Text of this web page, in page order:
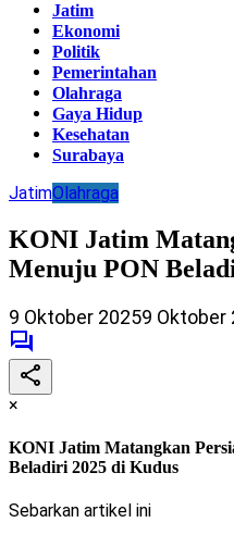
Jatim
Ekonomi
Politik
Pemerintahan
Olahraga
Gaya Hidup
Kesehatan
Surabaya
JatimOlahraga
KONI Jatim
Menuju PON
9 Oktober 20259 Oktober
×
KONI Jatim Matangkan
Beladiri 2025 di Kudus
Sebarkan artikel ini